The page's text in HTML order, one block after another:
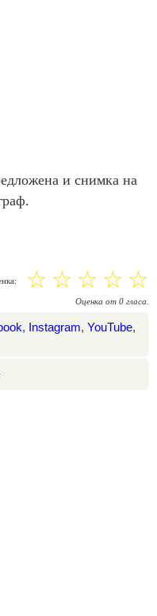
и снимка на
☆
☆
☆
☆
☆
Оценка от 0 гласа.
, Instagram, YouTube,